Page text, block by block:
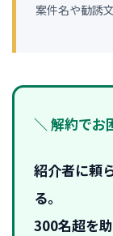
案件名や勧誘
＼ 解約でお
紹介者に頼
る。
300名超を